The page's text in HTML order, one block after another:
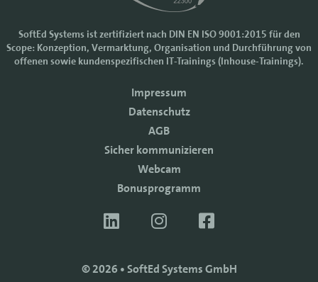
SoftEd Systems ist zertifiziert nach DIN EN ISO 9001:2015 für den
Scope: Konzeption, Vermarktung, Organisation und Durchführung von
offenen sowie kundenspezifischen IT-Trainings (Inhouse-Trainings).
© 2026 • SoftEd Systems GmbH
Impressum
Datenschutz
AGB
Sicher kommunizieren
Webcam
Bonusprogramm
Cookie-Einstellungen
verbessern. Manche Cookies sind notwendig, damit unsere Website
funktioniert. Mit anderen Cookies können wir die Zugriffe auf die
Mit einem Klick auf "Zustimmen" akzeptieren sie diese Verarbeitung
und auch die Weitergabe Ihrer Daten an Drittanbieter. Die Daten
werden für Analysen genutzt. Weitere Informationen, auch zur
Sie können die Verwendung von Cookies